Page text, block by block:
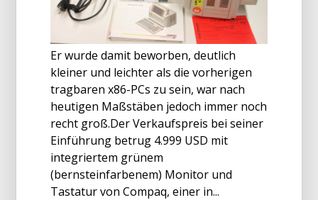
Er wurde damit beworben, deutlich
kleiner und leichter als die vorherigen
tragbaren x86-PCs zu sein, war nach
heutigen Maßstäben jedoch immer noch
recht groß.Der Verkaufspreis bei seiner
Einführung betrug 4.999 USD mit
integriertem grünem
(bernsteinfarbenem) Monitor und
Tastatur von Compaq, einer in...